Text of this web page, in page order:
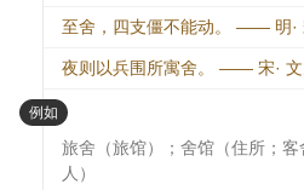
至舍，四支僵不能动。 —— 明·
夜则以兵围所寓舍。 —— 宋· 文
例如 ：
旅舍（旅馆）；舍馆（住所；
人）